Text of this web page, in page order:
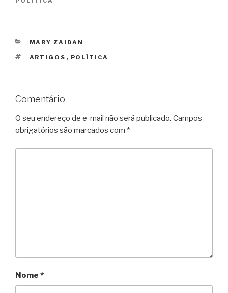
CATEGORIAS
MARY ZAIDAN
TAGS
ARTIGOS , POLÍTICA
Comentário
O seu endereço de e-mail não será publicado. Campos
obrigatórios são marcados com *
Nome *